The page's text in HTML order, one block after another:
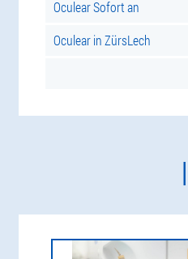
Oculear Sofort an
Oculear in ZürsLech